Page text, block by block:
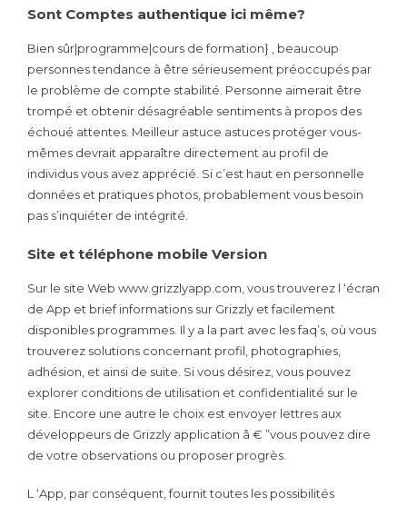
Sont Comptes authentique ici même?
Bien sûr|programme|cours de formation} , beaucoup
personnes tendance à être sérieusement préoccupés par
le problème de compte stabilité. Personne aimerait être
trompé et obtenir désagréable sentiments à propos des
échoué attentes. Meilleur astuce astuces protéger vous-
mêmes devrait apparaître directement au profil de
individus vous avez apprécié. Si c’est haut en personnelle
données et pratiques photos, probablement vous besoin
pas s’inquiéter de intégrité.
Site et téléphone mobile Version
Sur le site Web www.grizzlyapp.com, vous trouverez l ‘écran
de App et brief informations sur Grizzly et facilement
disponibles programmes. Il y a la part avec les faq’s, où vous
trouverez solutions concernant profil, photographies,
adhésion, et ainsi de suite. Si vous désirez, vous pouvez
explorer conditions de utilisation et confidentialité sur le
site. Encore une autre le choix est envoyer lettres aux
développeurs de Grizzly application â € ”vous pouvez dire
de votre observations ou proposer progrès.
L ‘App, par conséquent, fournit toutes les possibilités